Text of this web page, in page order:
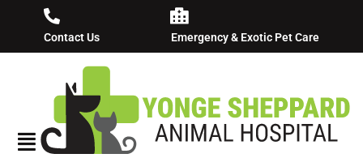
Contact Us Emergency & Exotic Pet Care